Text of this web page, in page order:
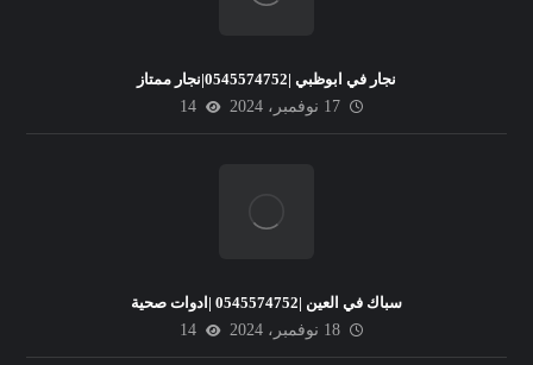
نجار في ابوظبي |0545574752|نجار ممتاز
17 نوفمبر، 2024
14
سباك في العين |0545574752 |ادوات صحية
18 نوفمبر، 2024
14